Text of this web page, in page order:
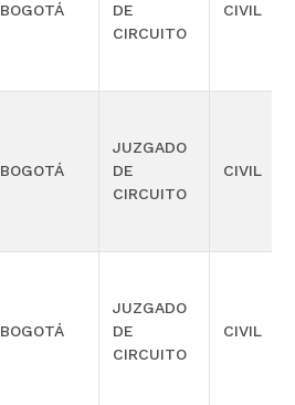
BOGOTÁ
DE
CIRCUITO
CIVIL
BOGOTÁ
JUZGADO
DE
CIRCUITO
CIVIL
BOGOTÁ
JUZGADO
DE
CIRCUITO
CIVIL